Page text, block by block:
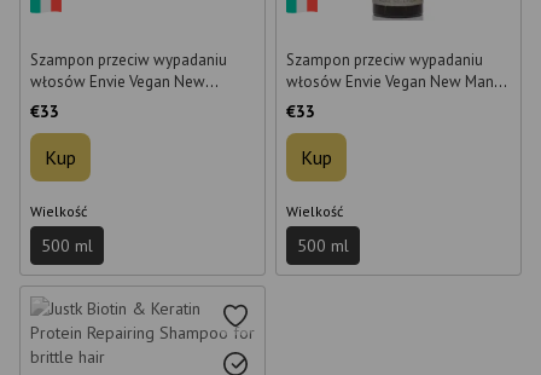
Szampon przeciw wypadaniu
włosów Envie Vegan New
Woman Loss dla kobiet 500 ml
€33
Kup
Wielkość
500 ml
Szampon przeciw wypadaniu
włosów Envie Vegan New Man
Loss dla mężczyzn 500 ml
€33
Kup
Wielkość
500 ml